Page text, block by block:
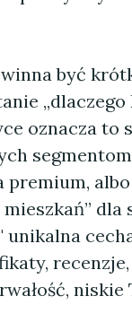
być
oznacza
niskie